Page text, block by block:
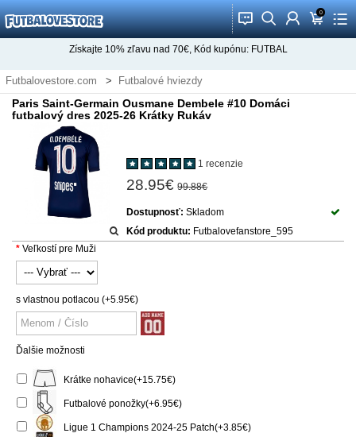
󰂱 󰂨 󰃳 0
󰃦 󰃖
Získajte 10%zľavu nad 70€, Kód kupónu: FUTBAL
Futbalovestore.com
Futbalové hviezdy
Futbalové Dresy Ousmane Dembele
Paris Saint-Germain Ousmane Dembele #10 Domáci
futbalový dres 2025-26 Krátky Rukáv
1 recenzie
28.95€ 99.88€
Dostupnosť: Skladom
Kód produktu: Futbalovefanstore_595
Veľkostí pre Muži
s vlastnou potlacou (+5.95€)
Ďalšie možnosti
Krátke nohavice(+15.75€)
Futbalové ponožky(+6.95€)
Ligue 1 Champions 2024-25 Patch(+3.85€)